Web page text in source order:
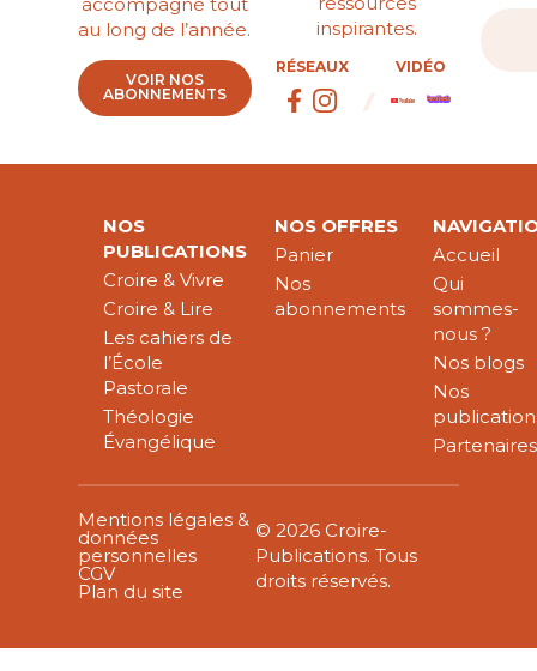
au long de l’année.
VOIR NOS
ABONNEMENTS
inspirantes.
RÉSEAUX VIDÉO
NOS
PUBLICATIONS
Croire & Vivre
Croire & Lire
Les cahiers de
l’École
Pastorale
Théologie
Évangélique
NOS OFFRES
Panier
Nos
abonnements
Accueil
Qui
sommes-
nous ?
Nos blogs
Nos
Partenaires
Mentions légales &
données
personnelles
CGV
Plan du site
© 2026 Croire-
Publications. Tous
droits réservés.